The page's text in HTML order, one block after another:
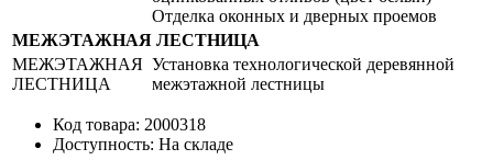
Отделка оконных и дверных проемов
МЕЖЭТАЖНАЯ ЛЕСТНИЦА
МЕЖЭТАЖНАЯ
ЛЕСТНИЦА
Установка технологической деревянной
межэтажной лестницы
Код товара: 2000318
Доступность: На складе